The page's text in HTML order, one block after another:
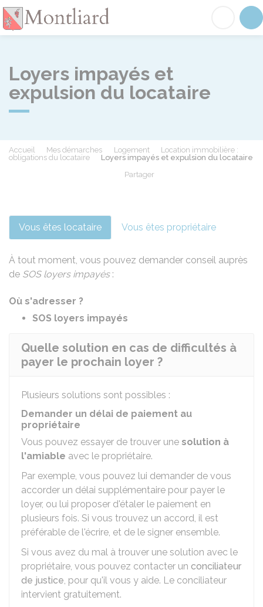
Loyers impayés et
expulsion du locataire
Accueil Mes démarches Logement
Location immobilière :
obligations du locataire
Loyers impayés et expulsion du locataire
Partager
Vous êtes locataire Vous êtes propriétaire
À tout moment, vous pouvez demander conseil auprès
de SOS loyers impayés:
Où s'adresser ?
SOS loyers impayés
Quelle solution en cas de difficultés à
payer le prochain loyer ?
Plusieurs solutions sont possibles :
Demander un délai de paiement au
propriétaire
Vous pouvez essayer de trouver une solution à
l'amiable avec le propriétaire.
Par exemple, vous pouvez lui demander de vous
accorder un délai supplémentaire pour payer le
loyer, ou lui proposer d'étaler le paiement en
plusieurs fois. Si vous trouvez un accord, il est
préférable de l'écrire, et de le signer ensemble.
Si vous avez du mal à trouver une solution avec le
propriétaire, vous pouvez contacter un conciliateur
de justice, pour qu'il vous y aide. Le conciliateur
intervient gratuitement.